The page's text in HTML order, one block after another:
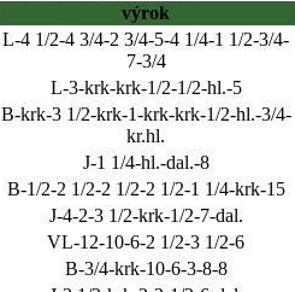
výrok
L-4 1/2-4 3/4-2 3/4-5-4 1/4-1 1/2-3/4-
7-3/4
L-3-krk-krk-1/2-1/2-hl.-5
B-krk-3 1/2-krk-1-krk-krk-1/2-hl.-3/4-
kr.hl.
J-1 1/4-hl.-dal.-8
B-1/2-2 1/2-2 1/2-2 1/2-1 1/4-krk-15
J-4-2-3 1/2-krk-1/2-7-dal.
VL-12-10-6-2 1/2-3 1/2-6
B-3/4-krk-10-6-3-8-8